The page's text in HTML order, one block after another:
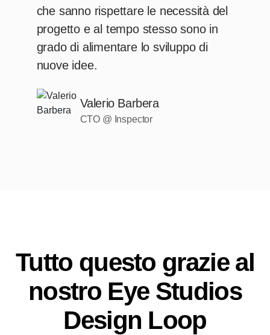
che sanno rispettare le necessità del
progetto e al tempo stesso sono in
grado di alimentare lo sviluppo di
nuove idee.
Valerio Barbera
CTO @ Inspector
Tutto questo grazie al
nostro Eye Studios
Design Loop